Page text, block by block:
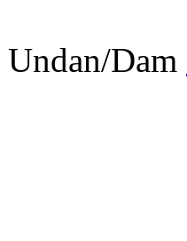
Undan/Dam